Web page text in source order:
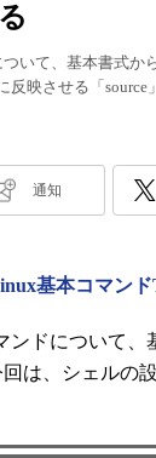
いて、基本書式か
映させる「source
通知
基本コマンド
ドについて、
は、シェルの